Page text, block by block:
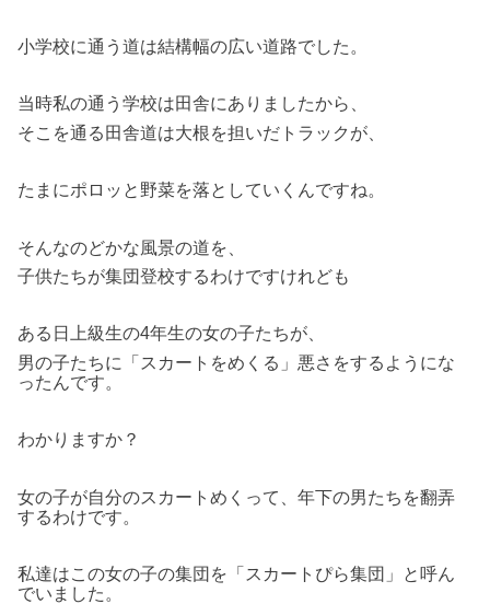
小学校に通う道は結構幅の広い道路でした。
当時私の通う学校は田舎にありましたから、
そこを通る田舎道は大根を担いだトラックが、
たまにポロッと野菜を落としていくんですね。
そんなのどかな風景の道を、
子供たちが集団登校するわけですけれども
ある日上級生の4年生の女の子たちが、
男の子たちに「スカートをめくる」悪さをするようにな
ったんです。
わかりますか？
女の子が自分のスカートめくって、年下の男たちを翻弄
するわけです。
私達はこの女の子の集団を「スカートぴら集団」と呼ん
でいました。